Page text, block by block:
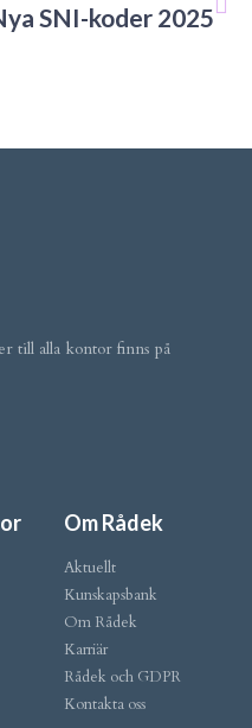
SNI-koder 2025
till alla kontor finns på
Om Rådek
Aktuellt
Kunskapsbank
Om Rådek
Karriär
Rådek och GDPR
Kontakta oss